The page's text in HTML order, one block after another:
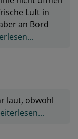
Luft in
an Bord
laut, obwohl